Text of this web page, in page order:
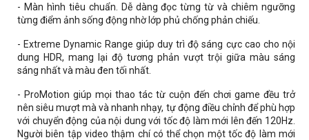
- Màn hình tiêu chuẩn. Dễ dàng đọc từng từ và chiêm ngưỡng
từng điểm ảnh sống động nhờ lớp phủ chống phản chiếu.
- Extreme Dynamic Range giúp duy trì độ sáng cực cao cho nội
dung HDR, mang lại độ tương phản vượt trội giữa màu sáng
sáng nhất và màu đen tối nhất.
- ProMotion giúp mọi thao tác từ cuộn đến chơi game đều trở
nên siêu mượt mà và nhanh nhạy, tự động điều chỉnh để phù hợp
với chuyển động của nội dung với tốc độ làm mới lên đến 120Hz.
Người biên tập video thậm chí có thể chọn một tốc độ làm mới